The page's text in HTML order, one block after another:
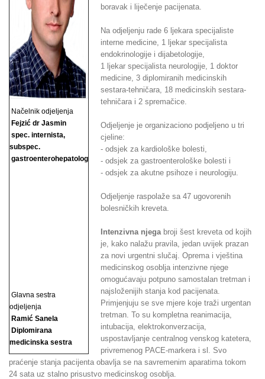
Načelnik odjeljenja
Fejzić dr Jasmin
spec. internista,
subspec.
gastroenterohepatolog
Glavna sestra
odjeljenja
Ramić Sanela
Diplomirana
medicinska sestra
boravak i liječenje pacijenata.
Na odjeljenju rade 6 ljekara specijaliste
interne medicine, 1 ljekar specijalista
endokrinologije i dijabetologije,
1 ljekar specijalista neurologije, 1 doktor
medicine, 3 diplomiranih medicinskih
sestara-tehničara, 18 medicinskih sestara-
tehničara i 2 spremačice.
Odjeljenje je organizaciono podjeljeno u tri
cjeline:
- odsjek za kardiološke bolesti,
- odsjek za gastroenterološke bolesti i
- odsjek za akutne psihoze i neurologiju.
Odjeljenje raspolaže sa 47 ugovorenih
bolesničkih kreveta.
Intenzivna njegabroji šest kreveta od kojih
je, kako nalažu pravila, jedan uvijek prazan
za novi urgentni slučaj. Oprema i vještina
medicinskog osoblja intenzivne njege
omogućavaju potpuno samostalan tretman i
najsloženijih stanja kod pacijenata.
Primjenjuju se sve mjere koje traži urgentan
tretman. To su kompletna reanimacija,
intubacija, elektrokonverzacija,
uspostavljanje centralnog venskog katetera,
privremenog PACE-markera i sl. Svo
praćenje stanja pacijenta obavlja se na savremenim aparatima tokom
24 sata uz stalno prisustvo medicinskog osoblja.